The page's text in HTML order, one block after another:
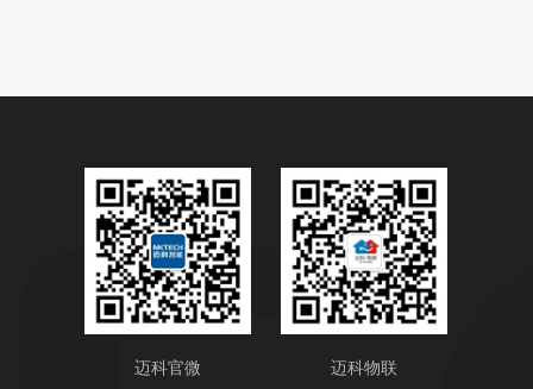
迈科官微 迈科物联